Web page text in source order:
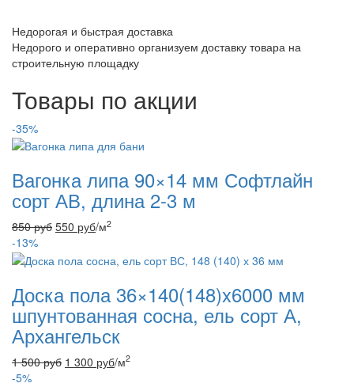
Недорогая и быстрая доставка
Недорого и оперативно организуем доставку товара на
строительную площадку
Товары по акции
-35%
Вагонка липа 90×14 мм Софтлайн
сорт АВ, длина 2-3 м
850руб 550 руб/м2
-13%
Доска пола 36×140(148)x6000 мм
шпунтованная сосна, ель сорт А,
Архангельск
1 500руб 1 300 руб/м2
-5%